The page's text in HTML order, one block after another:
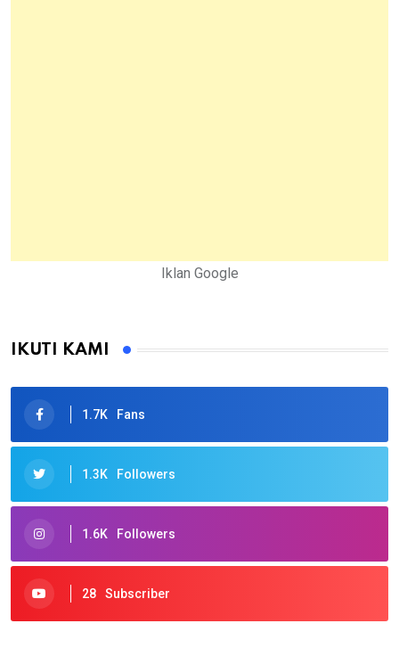
Iklan Google
IKUTI KAMI
1.7K Fans
1.3K Followers
1.6K Followers
28 Subscriber